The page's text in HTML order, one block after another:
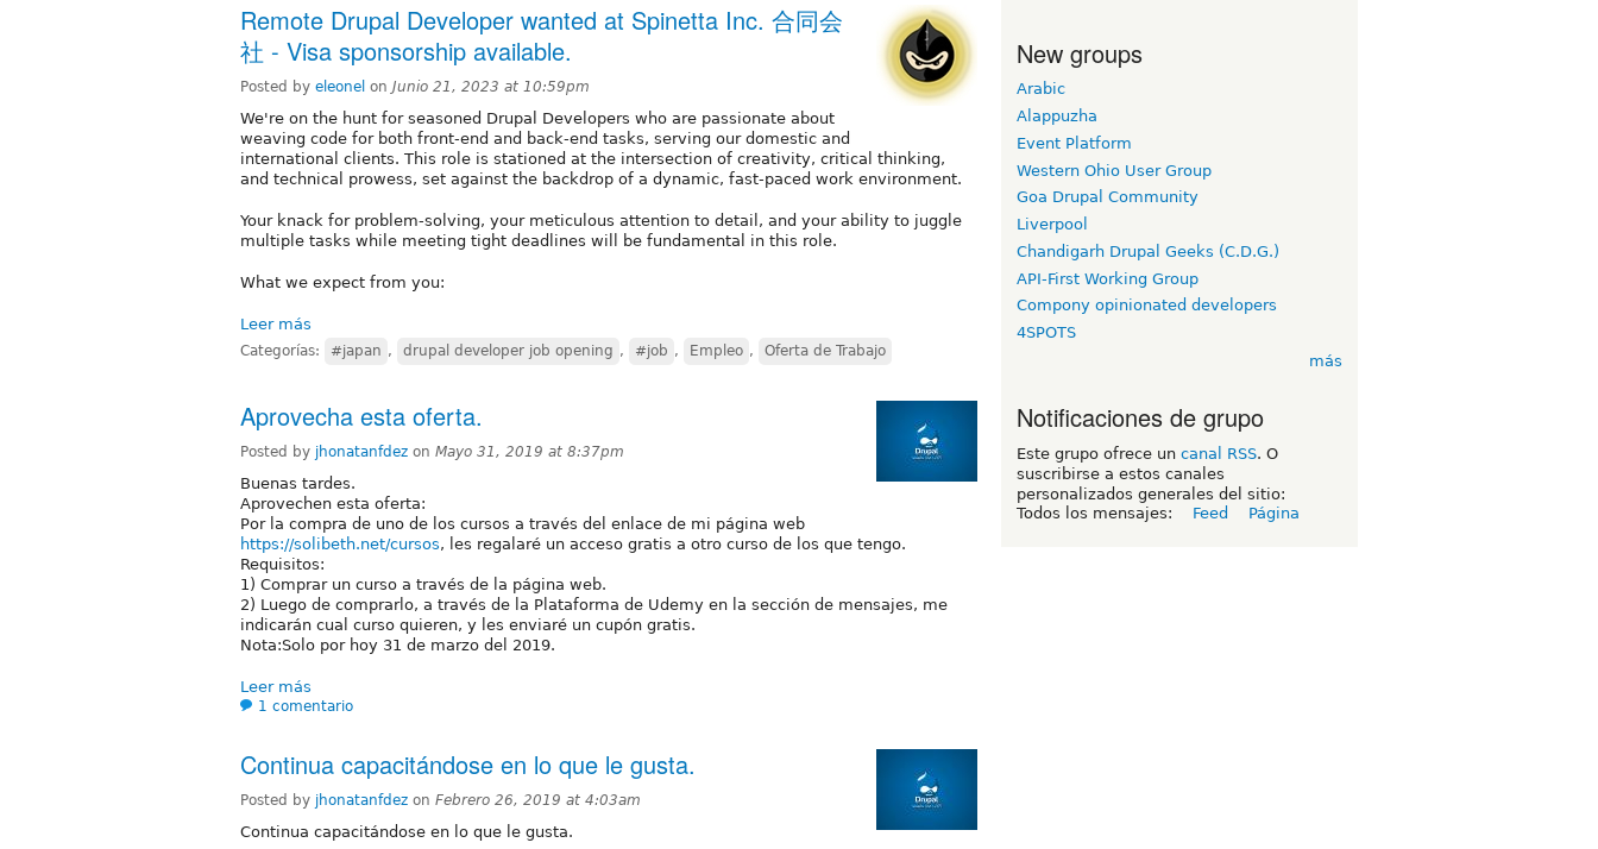
Remote Drupal Developer wanted at Spinetta Inc. 合同会
社 - Visa sponsorship available.
Posted by eleonel on Junio 21, 2023 at 10:59pm
We're on the hunt for seasoned Drupal Developers who are passionate about
weaving code for both front-end and back-end tasks, serving our domestic and
international clients. This role is stationed at the intersection of creativity, critical thinking,
and technical prowess, set against the backdrop of a dynamic, fast-paced work environment.
Your knack for problem-solving, your meticulous attention to detail, and your ability to juggle
multiple tasks while meeting tight deadlines will be fundamental in this role.
What we expect from you:
Leer más
Categorías: #japan , drupal developer job opening , #job , Empleo , Oferta de Trabajo
Aprovecha esta oferta.
Posted by jhonatanfdez on Mayo 31, 2019 at 8:37pm
Buenas tardes.
Aprovechen esta oferta:
Por la compra de uno de los cursos a través del enlace de mi página web
https://solibeth.net/cursos, les regalaré un acceso gratis a otro curso de los que tengo.
Requisitos:
1) Comprar un curso a través de la página web.
2) Luego de comprarlo, a través de la Plataforma de Udemy en la sección de mensajes, me
indicarán cual curso quieren, y les enviaré un cupón gratis.
Nota:Solo por hoy 31 de marzo del 2019.
Leer más
1 comentario
Continua capacitándose en lo que le gusta.
Posted by jhonatanfdez on Febrero 26, 2019 at 4:03am
Continua capacitándose en lo que le gusta.
New groups
Arabic
Alappuzha
Event Platform
Western Ohio User Group
Goa Drupal Community
Liverpool
Chandigarh Drupal Geeks (C.D.G.)
API-First Working Group
Compony opinionated developers
4SPOTS
más
Notificaciones de grupo
Este grupo ofrece un canal RSS. O
suscribirse a estos canales
personalizados generales del sitio:
Todos los mensajes:
Feed Página